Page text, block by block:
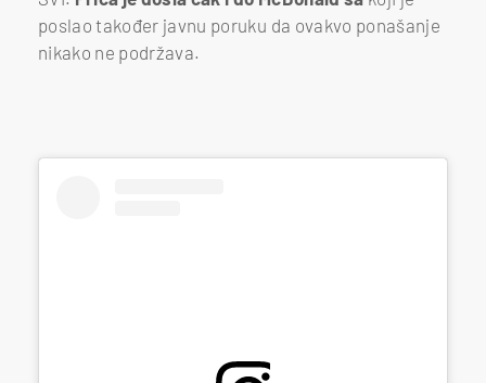
poslao također javnu poruku da ovakvo ponašanje
nikako ne podržava.